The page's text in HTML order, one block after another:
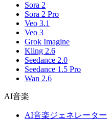
Sora 2
Sora 2 Pro
Veo 3.1
Veo 3
Grok Imagine
Kling 2.6
Seedance 2.0
Seedance 1.5 Pro
Wan 2.6
AI音楽
AI音楽ジェネレーター